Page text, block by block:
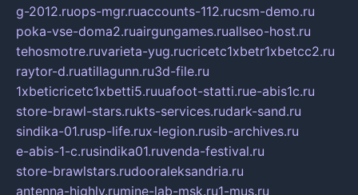
g-2012.ruops-mgr.ruaccounts-112.rucsm-demo.ru
poka-vse-doma2.ruairgungames.ruallseo-host.ru
tehosmotre.ruvarieta-yug.rucricetc1xbetr1xbetcc2.ru
raytor-d.ruatillagunn.ru3d-file.ru
1xbeticricetc1xbetti5.ruuafoot-statti.rue-abis1c.ru
store-brawl-stars.rukts-services.rudark-sand.ru
sindika-01.rusp-life.rux-legion.rusib-archives.ru
e-abis-1-c.rusindika01.ruvenda-festival.ru
store-brawlstars.rudooraleksandria.ru
antenna-highly.rumine-lab-msk.ru1-mus.ru